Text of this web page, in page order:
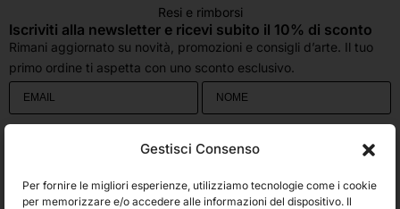
Gestisci Consenso
Per fornire le migliori esperienze, utilizziamo tecnologie come i cookie
per memorizzare e/o accedere alle informazioni del dispositivo. Il
Resi e rimborsi
Iscriviti alla newsletter e ricevi subito il 10% di sconto
Rimani aggiornato su novità, promozioni e consigli d’arte. Il tuo
primo ordine ti aspetta con uno sconto esclusivo.
accetti che i dati personali da te forniti vengano trasferiti a Brevo per il
Accetto le condizioni generali e di ricevere le Newsletters.